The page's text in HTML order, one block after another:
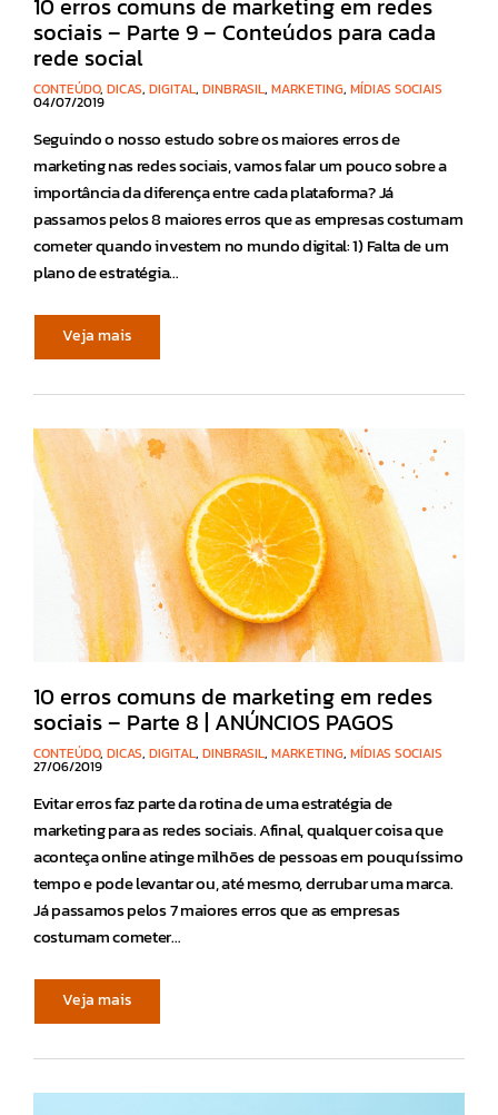
10 erros comuns de marketing em redes
sociais – Parte 9 – Conteúdos para cada
rede social
CONTEÚDO, DICAS, DIGITAL, DINBRASIL, MARKETING, MÍDIAS SOCIAIS
04/07/2019
Seguindo o nosso estudo sobre os maiores erros de
marketing nas redes sociais, vamos falar um pouco sobre a
importância da diferença entre cada plataforma? Já
passamos pelos 8 maiores erros que as empresas costumam
cometer quando investem no mundo digital: 1) Falta de um
plano de estratégia…
Veja mais
10 erros comuns de marketing em redes
sociais – Parte 8 | ANÚNCIOS PAGOS
CONTEÚDO, DICAS, DIGITAL, DINBRASIL, MARKETING, MÍDIAS SOCIAIS
27/06/2019
Evitar erros faz parte da rotina de uma estratégia de
marketing para as redes sociais. Afinal, qualquer coisa que
aconteça online atinge milhões de pessoas em pouquíssimo
tempo e pode levantar ou, até mesmo, derrubar uma marca.
Já passamos pelos 7 maiores erros que as empresas
costumam cometer…
Veja mais